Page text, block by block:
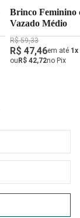
Brinco Feminino
Vazado Médio
R$ 59,33
R$ 47,46em até 1x
ouR$ 42,72no Pix